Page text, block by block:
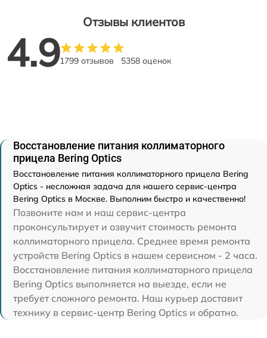
Отзывы клиентов
4.91799 отзывов 5358 оценок
Восстановление питания коллиматорного
прицела Bering Optics
Восстановление питания коллиматорного прицела Bering
Optics - несложная задача для нашего сервис-центра
Bering Optics в Москве. Выполним быстро и качественно!
Позвоните нам и наш сервис-центра
проконсультирует и озвучит стоимость ремонта
коллиматорного прицела. Среднее время ремонта
устройств Bering Optics в нашем сервисном - 2 часа.
Восстановление питания коллиматорного прицела
Bering Optics выполняется на выезде, если не
требует сложного ремонта. Наш курьер доставит
технику в сервис-центр Bering Optics и обратно.